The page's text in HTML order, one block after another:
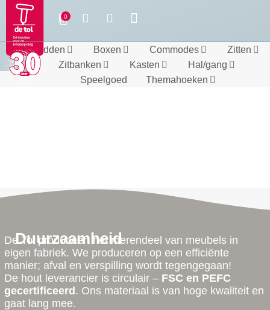
Bedden Boxen Commodes
Zitten
Zitbanken
Kasten
Hal/gang
Speelgoed
Themahoeken
Duurzaamheid
De Tol produceert het merendeel van meubels in
eigen fabriek. We produceren op een efficiënte
manier; afval en verspilling wordt tegengegaan!
De hout leverancier is circulair – FSC en PEFC
gecertificeerd . Ons materiaal is van hoge kwaliteit en
gaat lang mee.